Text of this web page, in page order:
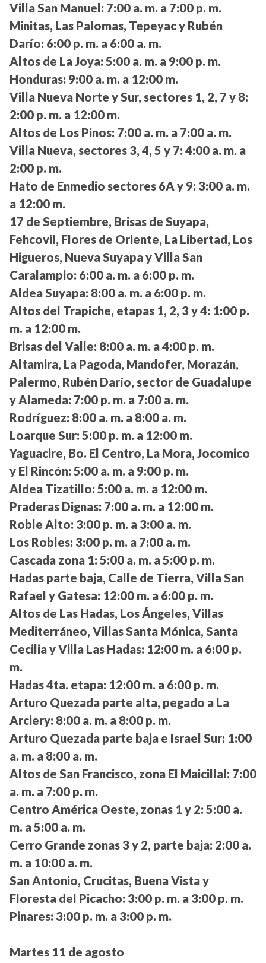
Villa San Manuel: 7:00 a. m. a 7:00 p. m.
Minitas, Las Palomas, Tepeyac y Rubén
Darío: 6:00 p. m. a 6:00 a. m.
Altos de La Joya: 5:00 a. m. a 9:00 p. m.
Honduras: 9:00 a. m. a 12:00 m.
Villa Nueva Norte y Sur, sectores 1, 2, 7 y 8:
2:00 p. m. a 12:00 m.
Altos de Los Pinos: 7:00 a. m. a 7:00 a. m.
Villa Nueva, sectores 3, 4, 5 y 7: 4:00 a. m. a
2:00 p. m.
Hato de Enmedio sectores 6A y 9: 3:00 a. m.
a 12:00 m.
17 de Septiembre, Brisas de Suyapa,
Fehcovil, Flores de Oriente, La Libertad, Los
Higueros, Nueva Suyapa y Villa San
Caralampio: 6:00 a. m. a 6:00 p. m.
Aldea Suyapa: 8:00 a. m. a 6:00 p. m.
Altos del Trapiche, etapas 1, 2, 3 y 4: 1:00 p.
m. a 12:00 m.
Brisas del Valle: 8:00 a. m. a 4:00 p. m.
Altamira, La Pagoda, Mandofer, Morazán,
Palermo, Rubén Darío, sector de Guadalupe
y Alameda: 7:00 p. m. a 7:00 a. m.
Rodríguez: 8:00 a. m. a 8:00 a. m.
Loarque Sur: 5:00 p. m. a 12:00 m.
Yaguacire, Bo. El Centro, La Mora, Jocomico
y El Rincón: 5:00 a. m. a 9:00 p. m.
Aldea Tizatillo: 5:00 a. m. a 12:00 m.
Praderas Dignas: 7:00 a. m. a 12:00 m.
Roble Alto: 3:00 p. m. a 3:00 a. m.
Los Robles: 3:00 p. m. a 7:00 a. m.
Cascada zona 1: 5:00 a. m. a 5:00 p. m.
Hadas parte baja, Calle de Tierra, Villa San
Rafael y Gatesa: 12:00 m. a 6:00 p. m.
Altos de Las Hadas, Los Ángeles, Villas
Mediterráneo, Villas Santa Mónica, Santa
Cecilia y Villa Las Hadas: 12:00 m. a 6:00 p.
m.
Hadas 4ta. etapa: 12:00 m. a 6:00 p. m.
Arturo Quezada parte alta, pegado a La
Arciery: 8:00 a. m. a 8:00 p. m.
Arturo Quezada parte baja e Israel Sur: 1:00
a. m. a 8:00 a. m.
Altos de San Francisco, zona El Maicillal: 7:00
a. m. a 7:00 p. m.
Centro América Oeste, zonas 1 y 2: 5:00 a.
m. a 5:00 a. m.
Cerro Grande zonas 3 y 2, parte baja: 2:00 a.
m. a 10:00 a. m.
San Antonio, Crucitas, Buena Vista y
Floresta del Picacho: 3:00 p. m. a 3:00 p. m.
Pinares: 3:00 p. m. a 3:00 p. m.
Martes 11 de agosto